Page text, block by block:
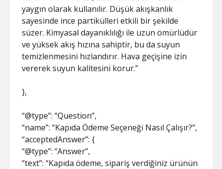
yaygın olarak kullanılır. Düşük akışkanlık
sayesinde ince partikülleri etkili bir şekilde
süzer. Kimyasal dayanıklılığı ile uzun ömürlüdür
ve yüksek akış hızına sahiptir, bu da suyun
temizlenmesini hızlandırır. Hava geçişine izin
vererek suyun kalitesini korur.”
},
“@type”: “Question”,
“name”: “Kapıda Ödeme Seçeneği Nasıl Çalışır?”,
“acceptedAnswer”: {
“@type”: “Answer”,
“text”: “Kapıda ödeme, sipariş verdiğiniz ürünün